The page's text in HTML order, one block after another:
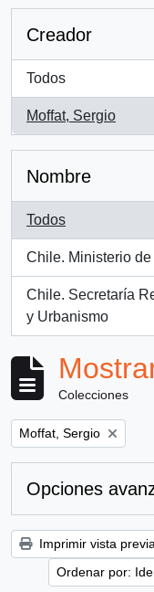
Creador
Todos
Moffat, Sergio
, 2 resultados
Nombre
Todos
Chile. Ministerio
, 1 resultados
Chile. Secretaría
y Urbanismo
, 1 resultados
Colecciones
Remove filter:
Moffat, Sergio
Opciones
Imprimir vista previa
Ordenar por: